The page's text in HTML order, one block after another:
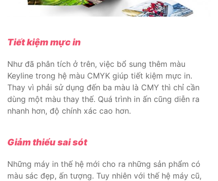
Tiết kiệm mực in
Như đã phân tích ở trên, việc bổ sung thêm màu
Keyline trong hệ màu CMYK giúp tiết kiệm mực in.
Thay vì phải sử dụng đến ba màu là CMY thì chỉ cần
dùng một màu thay thế. Quá trình in ấn cũng diễn ra
nhanh hơn, độ chính xác cao hơn.
Giảm thiểu sai sót
Những máy in thế hệ mới cho ra những sản phẩm có
màu sác đẹp, ấn tượng. Tuy nhiên với thế hệ máy cũ,